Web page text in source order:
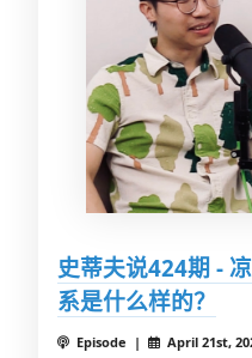
史蒂夫说424期 -
系是什么样的？
Episode | April 21st,